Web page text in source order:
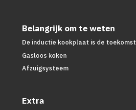
Belangrijk om te weten
De inductie kookplaat is de toekomst
Gasloos koken
Afzuigsysteem
Extra